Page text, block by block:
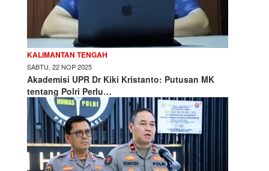
KALIMANTAN TENGAH
SABTU, 22 NOP 2025
Akademisi UPR Dr Kiki Kristanto: Putusan MK
tentang Polri Perlu…